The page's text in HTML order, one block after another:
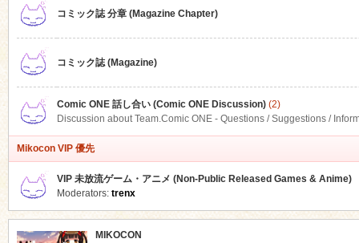
コミック誌 分章 (Magazine Chapter)
コミック誌 (Magazine)
Comic ONE 話し合い (Comic ONE Discussion)(2)
Discussion about Team.Comic ONE - Questions / Suggestions /
Mikocon VIP 優先
VIP 未放流ゲーム・アニメ (Non-Public Released Games & Anime)
Moderators: trenx
MIKOCON